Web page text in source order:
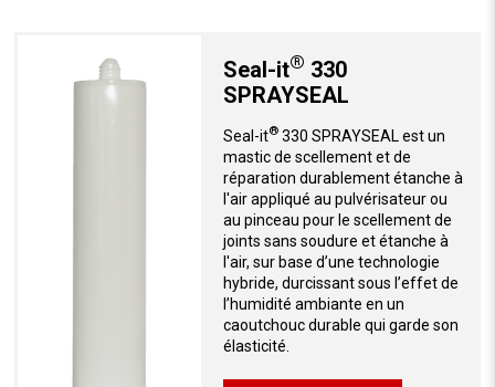
Seal-it® 330
SPRAYSEAL
Seal-it®330 SPRAYSEAL est un
mastic de scellement et de
réparation durablement étanche à
l'air appliqué au pulvérisateur ou
au pinceau pour le scellement de
joints sans soudure et étanche à
l'air, sur base d’une technologie
hybride, durcissant sous l’effet de
l’humidité ambiante en un
caoutchouc durable qui garde son
élasticité.